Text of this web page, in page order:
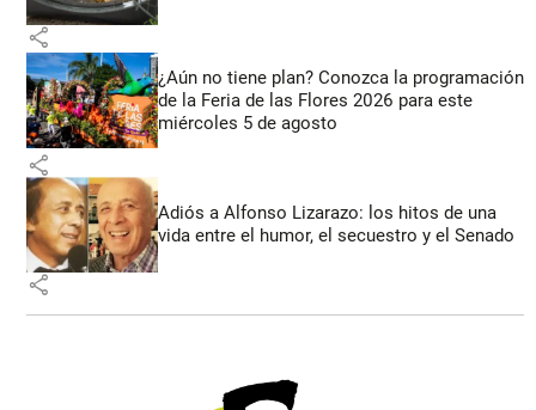
share
¿Aún no tiene plan? Conozca la programación
de la Feria de las Flores 2026 para este
miércoles 5 de agosto
share
Adiós a Alfonso Lizarazo: los hitos de una
vida entre el humor, el secuestro y el Senado
share